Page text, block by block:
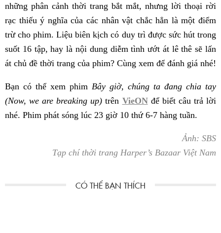
những phân cảnh thời trang bắt mắt, nhưng lời thoại rời
rạc thiếu ý nghĩa của các nhân vật chắc hẳn là một điểm
trừ cho phim. Liệu biên kịch có duy trì được sức hút trong
suốt 16 tập, hay là nội dung diễm tình ướt át lê thê sẽ lấn
át chủ đề thời trang của phim? Cùng xem để đánh giá nhé!
Bạn có thể xem phim Bây giờ, chúng ta đang chia tay
(Now, we are breaking up) trên VieONđể biết câu trả lời
nhé. Phim phát sóng lúc 23 giờ 10 thứ 6-7 hàng tuần.
Ảnh: SBS
Tạp chí thời trang Harper’s Bazaar Việt Nam